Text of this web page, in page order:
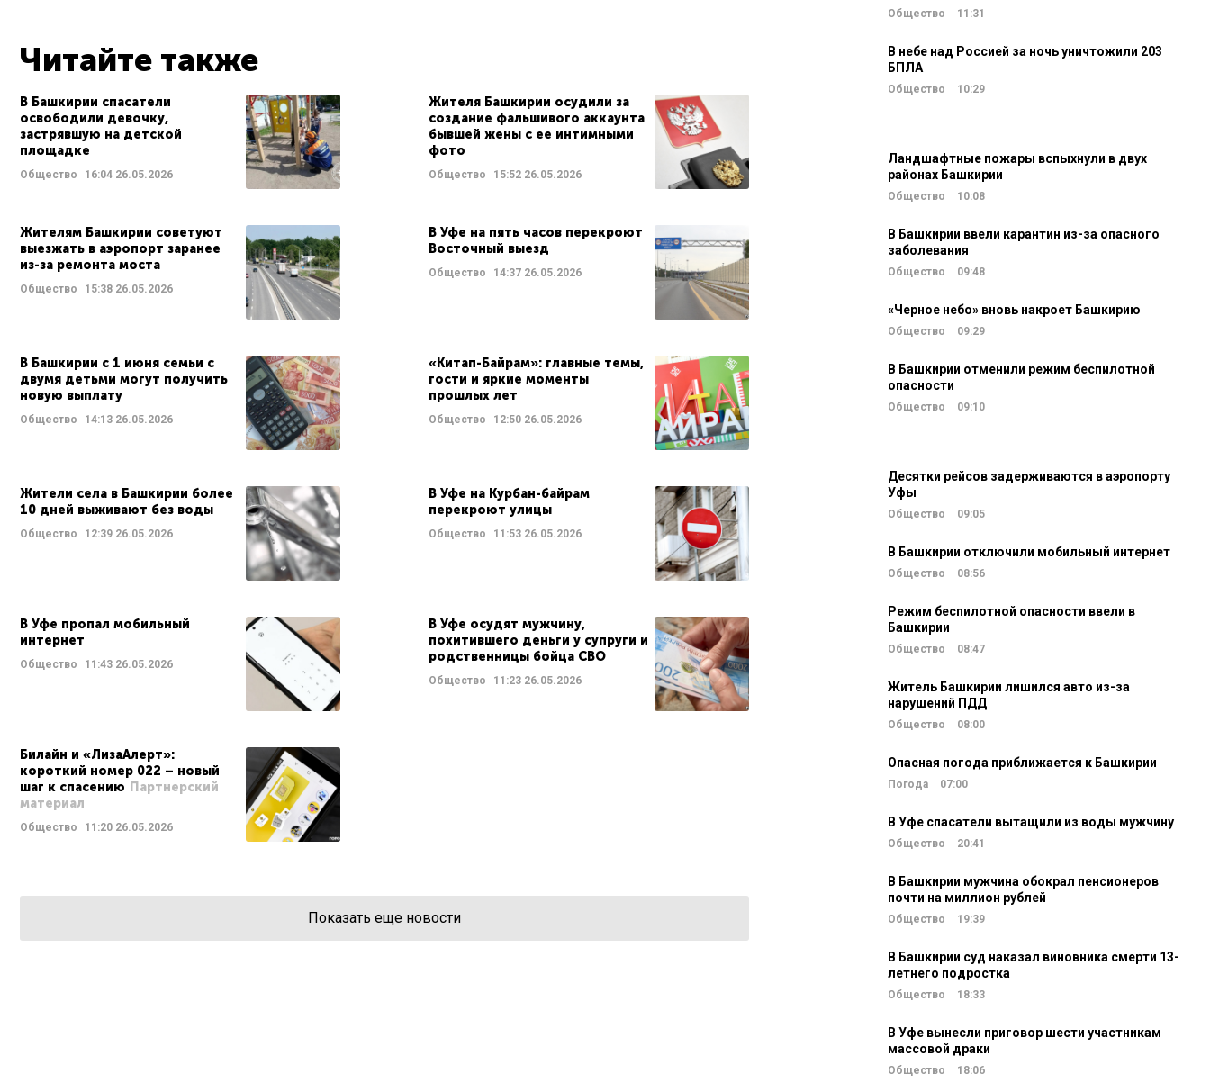
Читайте также
В Башкирии спасатели
освободили девочку,
застрявшую на детской
площадке
Общество 16:04 26.05.2026
Жителя Башкирии осудили за
создание фальшивого аккаунта
бывшей жены с ее интимными
фото
Общество 15:5226.05.2026
Жителям Башкирии советуют
выезжать в аэропорт заранее
из-за ремонта моста
Общество 15:38 26.05.2026
В Уфе на пять часов перекроют
Восточный выезд
Общество 14:3726.05.2026
В Башкирии с 1 июня семьи с
двумя детьми могут получить
новую выплату
Общество 14:13 26.05.2026
«Китап-Байрам»: главные темы,
гости и яркие моменты
прошлых лет
Общество 12:5026.05.2026
Жители села в Башкирии более
10 дней выживают без воды
Общество 12:39 26.05.2026
В Уфе на Курбан-байрам
перекроют улицы
Общество 11:5326.05.2026
В Уфе пропал мобильный
интернет
Общество 11:43 26.05.2026
В Уфе осудят мужчину,
похитившего деньги у супруги и
родственницы бойца СВО
Общество 11:2326.05.2026
Билайн и «ЛизаАлерт»:
короткий номер 022 – новый
шаг к спасению Партнерский
материал
Общество 11:20 26.05.2026
Показать еще новости
Общество 11:31
В небе над Россией за ночь уничтожили 203
БПЛА
Общество 10:29
Ландшафтные пожары вспыхнули в двух
районах Башкирии
Общество 10:08
В Башкирии ввели карантин из-за опасного
заболевания
Общество 09:48
«Черное небо» вновь накроет Башкирию
Общество 09:29
В Башкирии отменили режим беспилотной
опасности
Общество 09:10
Десятки рейсов задерживаются в аэропорту
Уфы
Общество 09:05
В Башкирии отключили мобильный интернет
Общество 08:56
Режим беспилотной опасности ввели в
Башкирии
Общество 08:47
Житель Башкирии лишился авто из-за
нарушений ПДД
Общество 08:00
Опасная погода приближается к Башкирии
Погода 07:00
В Уфе спасатели вытащили из воды мужчину
Общество 20:41
В Башкирии мужчина обокрал пенсионеров
почти на миллион рублей
Общество 19:39
В Башкирии суд наказал виновника смерти 13-
летнего подростка
Общество 18:33
В Уфе вынесли приговор шести участникам
массовой драки
Общество 18:06